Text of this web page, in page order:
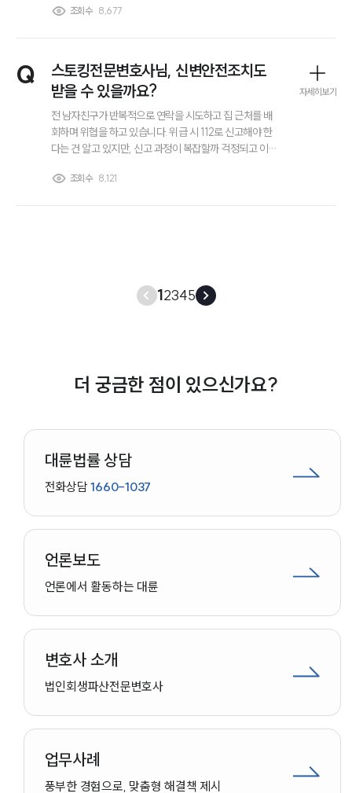
만화로 보는 사례
는지, 그리고 신변보호나 법적 대응은 어떤 절차로 가능한
조회수 8,677
Q
스토킹전문변호사님, 신변안전조치도
받을 수 있을까요?
전 남자친구가 반복적으로 연락을 시도하고 집 근처를 배
회하며 위협을 하고 있습니다. 위급 시 112로 신고해야 한
다는 건 알고 있지만, 신고 과정이 복잡할까 걱정되고 이후
어떤 증거를 준비해야 하는지도 알고 싶습니다. 스토킹전
조회수 8,121
자세히보기
12345
더 궁금한 점이 있으신가요?
대륜법률 상담
전화상담1660-1037
언론보도
언론에서 활동하는 대륜
변호사 소개
법인회생파산전문변호사
업무사례
풍부한 경험으로, 맞춤형 해결책 제시